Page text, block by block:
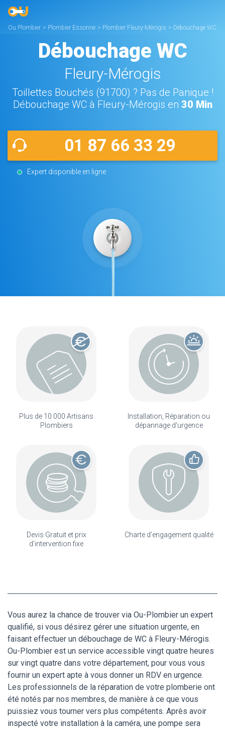
Ou Plombier > Plombier Essonne > Plombier Fleury-Mérogis > Débouchage WC
Débouchage WC
Fleury-Mérogis
Toillettes Bouchés (91700) ? Pas de Panique !
Débouchage WC à Fleury-Mérogis en 30 Min
01 87 66 33 29
Expert disponible en ligne
Plus de 10 000 Artisans
Plombiers
Installation, Réparation ou
dépannage d'urgence
Devis Gratuit et prix
d'intervention fixe
Charte d'engagement qualité
Vous aurez la chance de trouver via Ou-Plombier un expert
qualifié, si vous désirez gérer une situation urgente, en
faisant effectuer un débouchage de WC à Fleury-Mérogis.
Ou-Plombier est un service accessible vingt quatre heures
sur vingt quatre dans votre département, pour vous vous
fournir un expert apte à vous donner un RDV en urgence.
Les professionnels de la réparation de votre plomberie ont
été notés par nos membres, de manière à ce que vous
puissiez vous tourner vers plus compétents. Après avoir
inspecté votre installation à la caméra, une pompe sera